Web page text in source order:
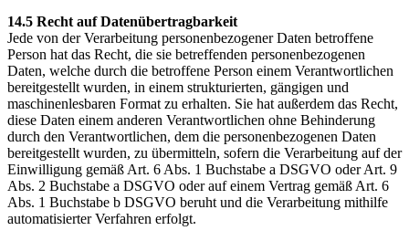
14.5 Recht auf Datenübertragbarkeit
Jede von der Verarbeitung personenbezogener Daten betroffene
Person hat das Recht, die sie betreffenden personenbezogenen
Daten, welche durch die betroffene Person einem Verantwortlichen
bereitgestellt wurden, in einem strukturierten, gängigen und
maschinenlesbaren Format zu erhalten. Sie hat außerdem das Recht,
diese Daten einem anderen Verantwortlichen ohne Behinderung
durch den Verantwortlichen, dem die personenbezogenen Daten
bereitgestellt wurden, zu übermitteln, sofern die Verarbeitung auf der
Einwilligung gemäß Art. 6 Abs. 1 Buchstabe a DSGVO oder Art. 9
Abs. 2 Buchstabe a DSGVO oder auf einem Vertrag gemäß Art. 6
Abs. 1 Buchstabe b DSGVO beruht und die Verarbeitung mithilfe
automatisierter Verfahren erfolgt.